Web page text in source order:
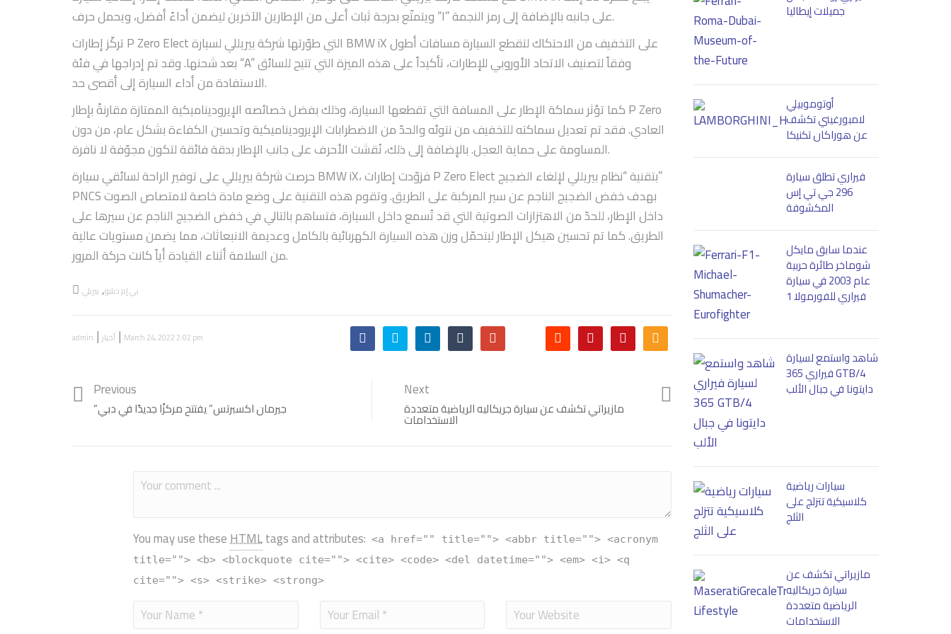
ويتمتّع بدرجة ثبات أعلى من الإطارين الآخرين ليضمن أداءً أفضل، ويحمل حرف “I” على جانبه بالإضافة إلى رمز النجمة.
تركّز إطارات P Zero Elect التي طوّرتها شركة بيريللي لسيارة BMW iX على التخفيف من الاحتكاك لتقطع السيارة مسافات أطول
بعد شحنها. وقد تم إدراجها في فئة “A” وفقاً لتصنيف الاتحاد الأوروبي للإطارات، تأكيداً على هذه الميزة التي تتيح للسائق
الاستفادة من أداء السيارة إلى أقصى حد.
كما تؤثر سماكة الإطار على المسافة التي تقطعها السيارة، وذلك بفضل خصائصه الإيروديناميكية الممتازة مقارنةً بإطار P Zero
العادي. فقد تم تعديل سماكته للتخفيف من نتوئه والحدّ من الاضطرابات الإيروديناميكية وتحسين الكفاءة بشكل عام، من دون
المساومة على حماية العجل. بالإضافة إلى ذلك، نُقشت الأحرف على جانب الإطار بدقة فائقة لتكون مجوّفة لا نافرة.
حرصت شركة بيريللي على توفير الراحة لسائقي سيارة BMW iX، فزوّدت إطارات P Zero Elect بتقنية “نظام بيريللي لإلغاء الضجيج”
PNCS بهدف خفض الضجيج الناجم عن سير المركبة على الطريق. وتقوم هذه التقنية على وضع مادة خاصة لامتصاص الصوت
داخل الإطار، للحدّ من الاهتزازات الصوتية التي قد تُسمع داخل السيارة، فتساهم بالتالي في خفض الضجيج الناجم عن سيرها على
الطريق. كما تم تحسين هيكل الإطار ليتحمّل وزن هذه السيارة الكهربائية بالكامل وعديمة الانبعاثات، مما يضمن مستويات عالية
من السلامة أثناء القيادة أياً كانت حركة المرور.
بي إم دبليو, بيريلي
admin |أخبار | March 24, 2022 2:02 pm
Previous
“جيرمان اكسبرتس” يفتتح مركزًا جديدًا في دبي
Next
مازيراتي تكشف عن سيارة جريكاليه الرياضية متعددة
الاستخدامات
You may use theseHTMLtags and attributes: <a href="" title=""> <abbr title=""> <acronym
title=""> <b> <blockquote cite=""> <cite> <code> <del datetime=""> <em> <i> <q
cite=""> <s> <strike> <strong>
جميلات إيطاليا
أوتوموبيلي
لامبورغيني تكشف
عن هوراكان تكنيكا
فيراري تطلق سيارة
296 جي تي إس
المكشوفة
عندما سابق مايكل
شوماخر طائرة حربية
عام 2003 في سيارة
فيراري للفورمولا 1
شاهد واستمع لسيارة
فيراري 365 GTB/4
دايتونا في جبال الألب
سيارات رياضية
كلاسيكية تتزلج على
الثلج
مازيراتي تكشف عن
سيارة جريكاليه
الرياضية متعددة
الاستخدامات